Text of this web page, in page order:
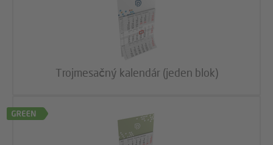
Trojmesačný kalendár (jeden blok)